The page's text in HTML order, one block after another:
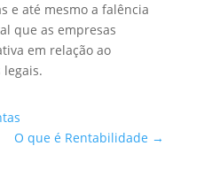
e até mesmo a falência
que as empresas
em relação ao
O que é Rentabilidade →